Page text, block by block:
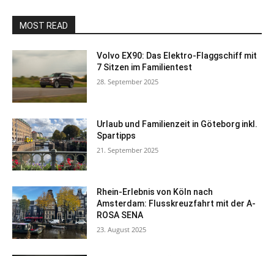
MOST READ
Volvo EX90: Das Elektro-Flaggschiff mit
7 Sitzen im Familientest
28. September 2025
Urlaub und Familienzeit in Göteborg inkl.
Spartipps
21. September 2025
Rhein-Erlebnis von Köln nach
Amsterdam: Flusskreuzfahrt mit der A-
ROSA SENA
23. August 2025